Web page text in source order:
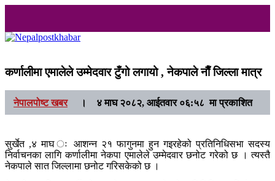
कर्णालीमा एमालेले उम्मेदवार टुँगो लगायो , नेकपाले नाैँ जिल्ला मात्र
नेपालपोष्ट खबर। ४ माघ २०८२, आईतवार ०६:५८ मा प्रकाशित
सुर्खेत ,४ माघ ः आशन्न २१ फागुनमा हुन गइरहेको प्रतिनिधिसभा सदस्य
निर्वाचनका लागि कर्णालीमा नेकपा एमालेले उम्मेदवार छनोट गरेको छ । त्यस्तै
नेकपाले सात जिल्लामा छनोट गरिसकेको छ ।